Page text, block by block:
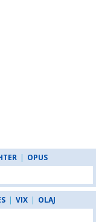
| OPUS
| VIX | OLAJ